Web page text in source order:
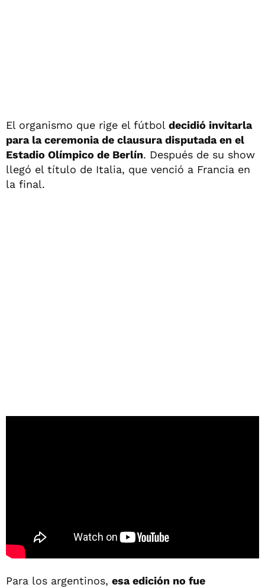
El organismo que rige el fútbol decidió invitarla
para la ceremonia de clausura disputada en el
Estadio Olímpico de Berlín. Después de su show
llegó el título de Italia, que venció a Francia en
la final.
Para los argentinos, esa edición no fue